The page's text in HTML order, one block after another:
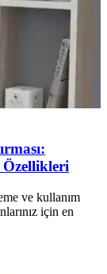
Özellikleri
ve kullanım
için en